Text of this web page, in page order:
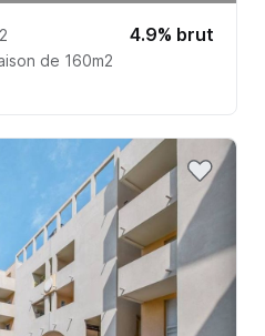
4.9% brut
de 160m2